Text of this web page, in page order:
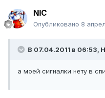
NIC
Опубликовано 8
В 07.04.2011 в 06:53,
а моей сигналки нету в